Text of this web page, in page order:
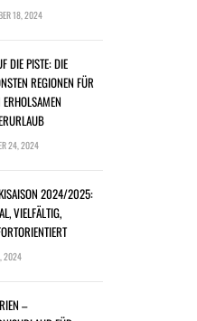
18, 2024
DIE PISTE: DIE
REGIONEN FÜR
ERHOLSAMEN
24, 2024
2024/2025:
VIELFÄLTIG,
2024
–